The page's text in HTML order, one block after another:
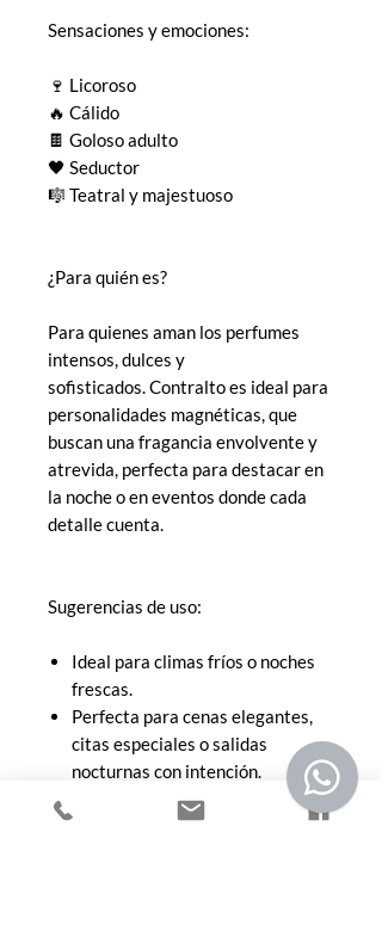
Sensaciones y emociones:
🍷 Licoroso
🔥 Cálido
🍫 Goloso adulto
🖤 Seductor
🎼 Teatral y majestuoso
¿Para quién es?
Para quienes aman los perfumes
intensos, dulces y
sofisticados. Contralto es ideal para
personalidades magnéticas, que
buscan una fragancia envolvente y
atrevida, perfecta para destacar en
la noche o en eventos donde cada
detalle cuenta.
Sugerencias de uso:
Ideal para climas fríos o noches
frescas.
Perfecta para cenas elegantes,
citas especiales o salidas
nocturnas con intención.
Úsala con moderación: su estela
es potente y envolvente.